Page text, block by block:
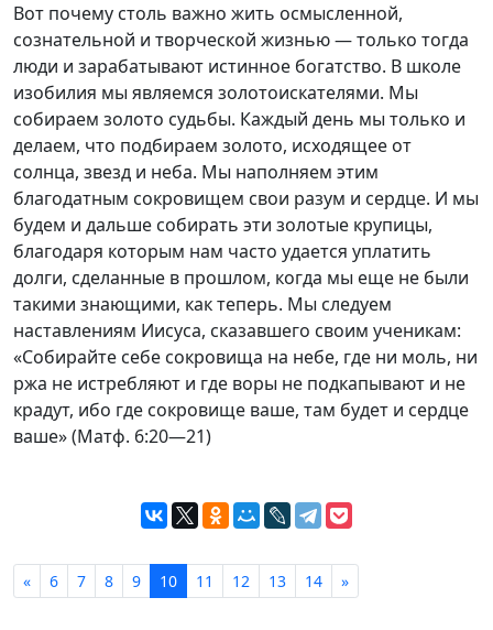
Вот почему столь важно жить осмысленной,
сознательной и творческой жизнью — только тогда
люди и зарабатывают истинное богатство. В школе
изобилия мы являемся золотоискателями. Мы
собираем золото судьбы. Каждый день мы только и
делаем, что подбираем золото, исходящее от
солнца, звезд и неба. Мы наполняем этим
благодатным сокровищем свои разум и сердце. И мы
будем и дальше собирать эти золотые крупицы,
благодаря которым нам часто удается уплатить
долги, сделанные в прошлом, когда мы еще не были
такими знающими, как теперь. Мы следуем
наставлениям Иисуса, сказавшего своим ученикам:
«Собирайте себе сокровища на небе, где ни моль, ни
ржа не истребляют и где воры не подкапывают и не
крадут, ибо где сокровище ваше, там будет и сердце
ваше» (Матф. 6:20—21)
« 6 7 8 9 10 11 12 13 14 »